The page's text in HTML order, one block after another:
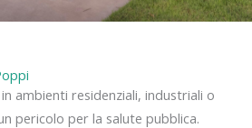
ambienti residenziali, industriali o
pericolo per la salute pubblica.